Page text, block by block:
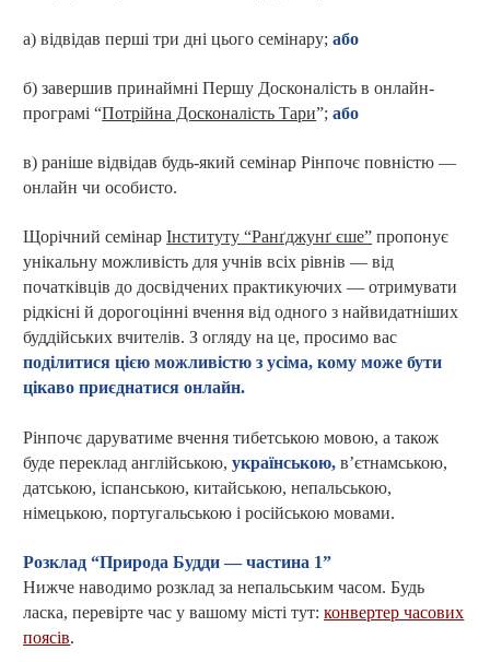
а)відвідав перші три дні цього семінару; або
б)завершив принаймні Першу Досконалість в онлайн-
програмі “Потрійна Досконалість Тари”;або
в)раніше відвідав будь-який семінар Рінпочє повністю —
онлайн чи особисто.
Щорічний семінарІнституту “Ранґджунґ єше” пропонує
унікальну можливість для учнів всіх рівнів — від
початківців до досвідчених практикуючих — отримувати
рідкісні й дорогоцінні вчення від одного з найвидатніших
буддійських вчителів. З огляду на це, просимо вас
поділитися цією можливістю з усіма, кому може бути
цікаво приєднатися онлайн.
Рінпочє даруватиме вчення тибетською мовою, а також
буде переклад англійською,українською,в’єтнамською,
датською, іспанською, китайською, непальською,
німецькою, португальською і російською мовами.
Розклад “Природа Будди — частина 1”
Нижче наводимо розклад за непальським часом. Будь
ласка, перевірте час у вашому місті тут:конвертер часових
поясів.